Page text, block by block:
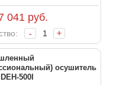
041 руб.
- +
осушитель
500I